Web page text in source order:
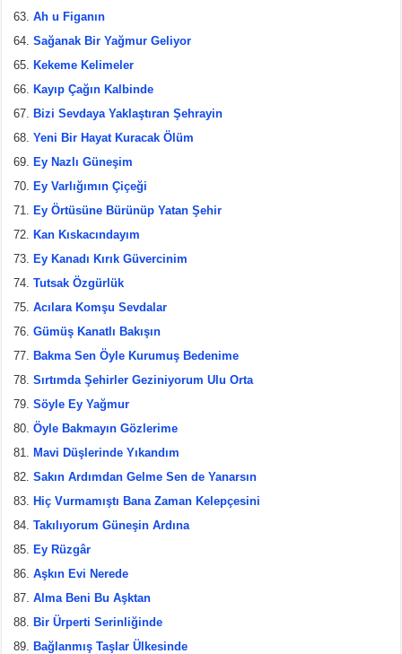
Ah u Figanın
Sağanak Bir Yağmur Geliyor
Kekeme Kelimeler
Kayıp Çağın Kalbinde
Bizi Sevdaya Yaklaştıran Şehrayin
Yeni Bir Hayat Kuracak Ölüm
Ey Nazlı Güneşim
Ey Varlığımın Çiçeği
Ey Örtüsüne Bürünüp Yatan Şehir
Kan Kıskacındayım
Ey Kanadı Kırık Güvercinim
Tutsak Özgürlük
Acılara Komşu Sevdalar
Gümüş Kanatlı Bakışın
Bakma Sen Öyle Kurumuş Bedenime
Sırtımda Şehirler Geziniyorum Ulu Orta
Söyle Ey Yağmur
Öyle Bakmayın Gözlerime
Mavi Düşlerinde Yıkandım
Sakın Ardımdan Gelme Sen de Yanarsın
Hiç Vurmamıştı Bana Zaman Kelepçesini
Takılıyorum Güneşin Ardına
Ey Rüzgâr
Aşkın Evi Nerede
Alma Beni Bu Aşktan
Bir Ürperti Serinliğinde
Bağlanmış Taşlar Ülkesinde